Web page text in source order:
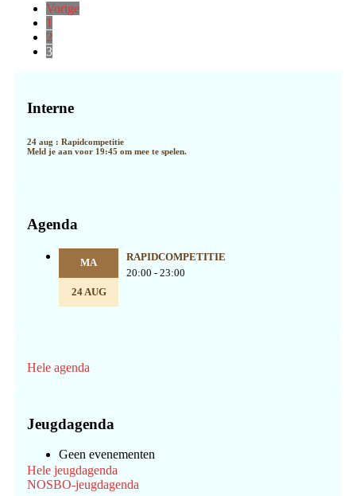
Vorige
Pagina
1
Pagina
2
Pagina
3
Sidebar
Interne
24 aug : Rapidcompetitie
Meld je aan voor 19:45 om mee te spelen.
Agenda
MA
24 AUG
RAPIDCOMPETITIE
20:00 - 23:00
Hele agenda
Jeugdagenda
Geen evenementen
Hele jeugdagenda
NOSBO-jeugdagenda